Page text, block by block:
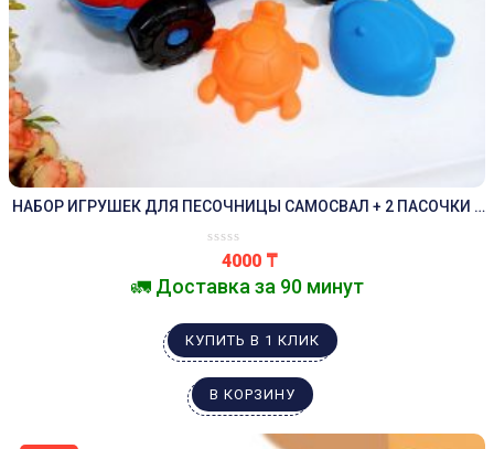
НАБОР ИГРУШЕК ДЛЯ ПЕСОЧНИЦЫ САМОСВАЛ + 2 ПАСОЧКИ +
4000 ₸
🚛 Доставка за 90 минут
КУПИТЬ В 1 КЛИК
В КОРЗИНУ